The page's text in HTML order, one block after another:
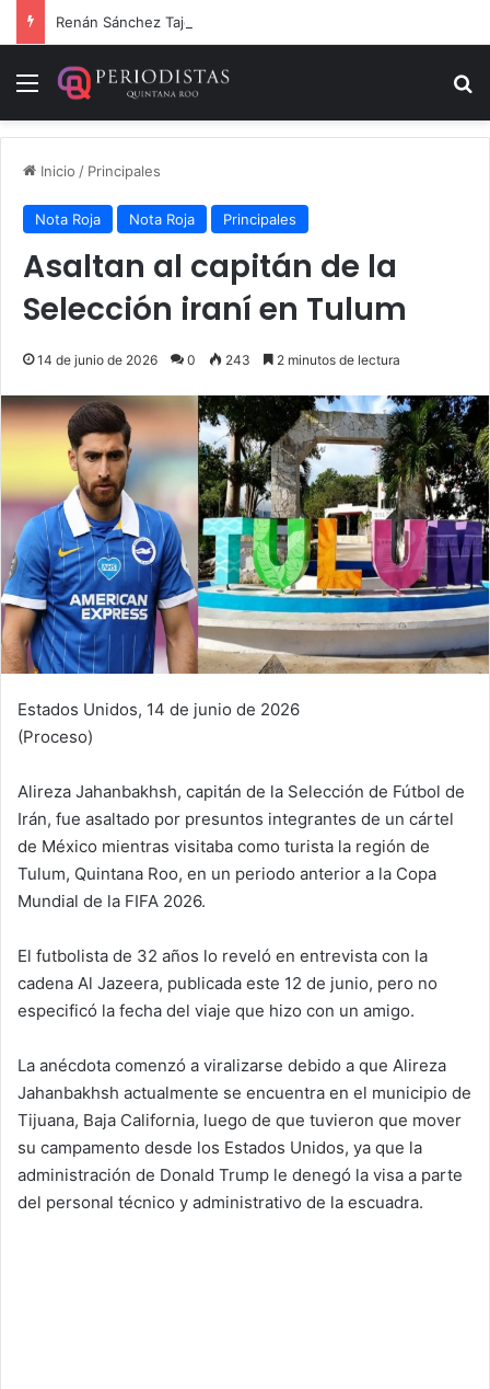
Menú
Inicio / Principales
Nota Roja Nota Roja Principales
Asaltan al capitán de la
Selección iraní en Tulum
14 de junio de 2026 0 243 2 minutos de lectura
Estados Unidos, 14 de junio de 2026
(Proceso)
Alireza Jahanbakhsh, capitán de la Selección de Fútbol de
Irán, fue asaltado por presuntos integrantes de un cártel
de México mientras visitaba como turista la región de
Tulum, Quintana Roo, en un periodo anterior a la Copa
Mundial de la FIFA 2026.
El futbolista de 32 años lo reveló en entrevista con la
cadena Al Jazeera, publicada este 12 de junio, pero no
especificó la fecha del viaje que hizo con un amigo.
La anécdota comenzó a viralizarse debido a que Alireza
Jahanbakhsh actualmente se encuentra en el municipio de
Tijuana, Baja California, luego de que tuvieron que mover
su campamento desde los Estados Unidos, ya que la
administración de Donald Trump le denegó la visa a parte
del personal técnico y administrativo de la escuadra.